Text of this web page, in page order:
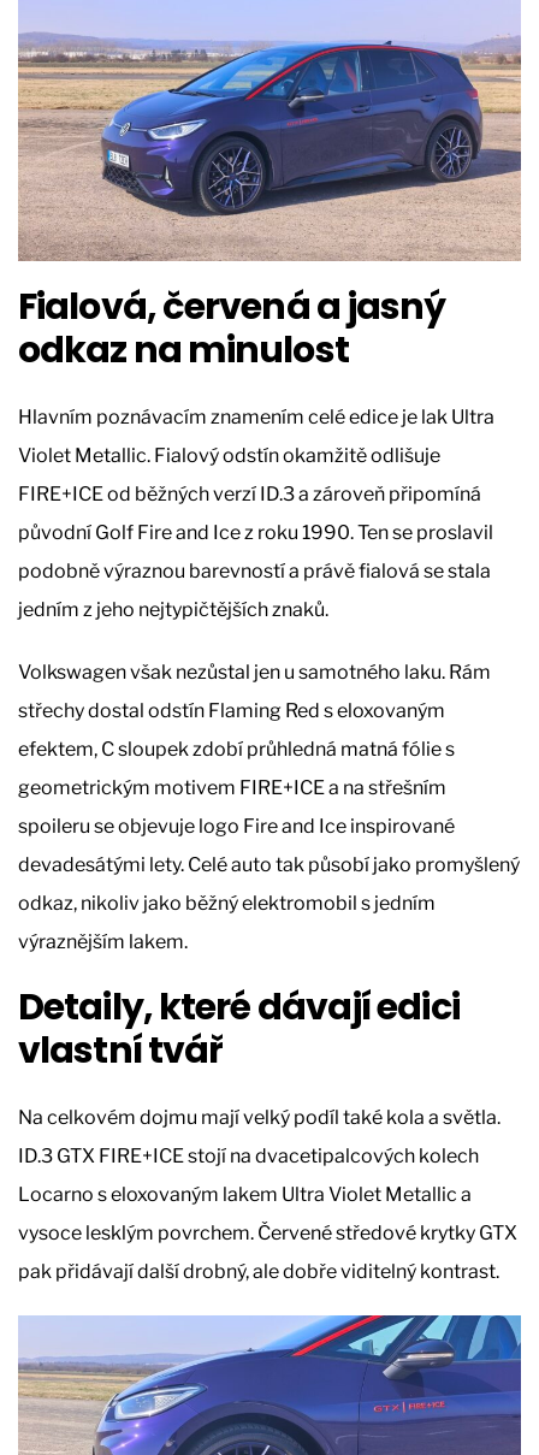
Fialová, červená a jasný
odkaz na minulost
Hlavním poznávacím znamením celé edice je lak Ultra
Violet Metallic. Fialový odstín okamžitě odlišuje
FIRE+ICE od běžných verzí ID.3 a zároveň připomíná
původní Golf Fire and Ice z roku 1990. Ten se proslavil
podobně výraznou barevností a právě fialová se stala
jedním z jeho nejtypičtějších znaků.
Volkswagen však nezůstal jen u samotného laku. Rám
střechy dostal odstín Flaming Red s eloxovaným
efektem, C sloupek zdobí průhledná matná fólie s
geometrickým motivem FIRE+ICE a na střešním
spoileru se objevuje logo Fire and Ice inspirované
devadesátými lety. Celé auto tak působí jako promyšlený
odkaz, nikoliv jako běžný elektromobil s jedním
výraznějším lakem.
Detaily, které dávají edici
vlastní tvář
Na celkovém dojmu mají velký podíl také kola a světla.
ID.3 GTX FIRE+ICE stojí na dvacetipalcových kolech
Locarno s eloxovaným lakem Ultra Violet Metallic a
vysoce lesklým povrchem. Červené středové krytky GTX
pak přidávají další drobný, ale dobře viditelný kontrast.